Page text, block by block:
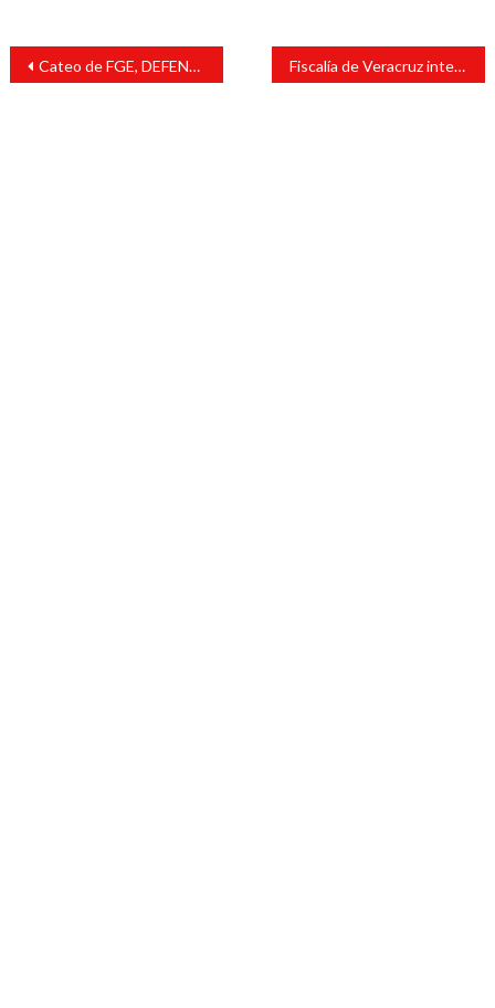
Navegación
entradas
Cateo de FGE, DEFENSA y SSP deja seis policías detenidos e indicios asegurados en Coscomatepec Fiscalía de Veracruz intensifica combate a la extorsión con aseguramiento de 127 máquinas tragamonedas en 6 cateos